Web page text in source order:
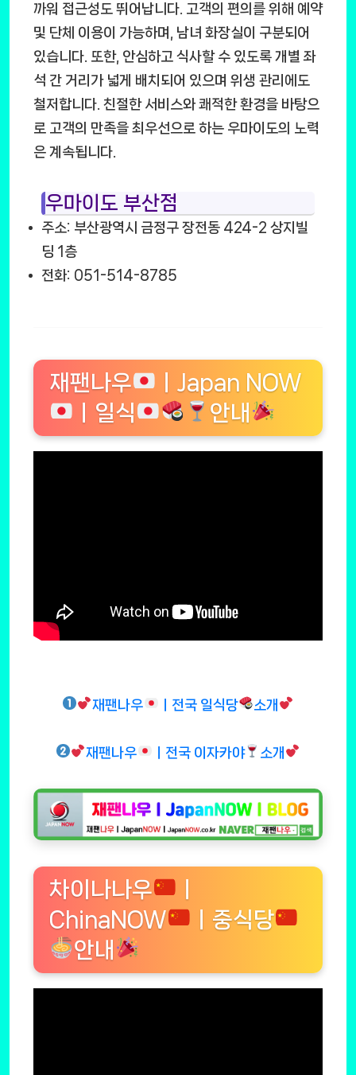
까워 접근성도 뛰어납니다. 고객의 편의를 위해 예약
및 단체 이용이 가능하며, 남녀 화장실이 구분되어
있습니다. 또한, 안심하고 식사할 수 있도록 개별 좌
석 간 거리가 넓게 배치되어 있으며 위생 관리에도
철저합니다. 친절한 서비스와 쾌적한 환경을 바탕으
로 고객의 만족을 최우선으로 하는 우마이도의 노력
은 계속됩니다.
우마이도 부산점
주소: 부산광역시 금정구 장전동 424-2 상지빌
딩 1층
전화: 051-514-8785
재팬나우
ㅣJapan NOW
ㅣ일식
안내
재팬나우 ㅣ전국 일식당 소개
재팬나우 ㅣ전국 이자카야 소개
차이나나우
ChinaNOW
ㅣ중식당
안내